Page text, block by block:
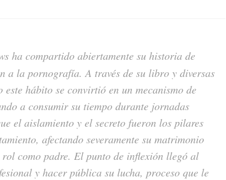
ha compartido abiertamente su historia de
a la pornografía. A través de su libro y diversas
hábito se convirtió en un mecanismo de
a consumir su tiempo durante jornadas
el aislamiento y el secreto fueron los pilares
afectando severamente su matrimonio
rol como padre. El punto de inflexión llegó al
y hacer pública su lucha, proceso que le